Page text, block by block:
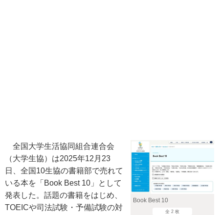
Book Best 10
全 2 枚
全国大学生活協同組合連合会
（大学生協）は2025年12月23
日、全国10生協の書籍部で売れて
いる本を「Book Best 10」として
発表した。話題の書籍をはじめ、
TOEICや司法試験・予備試験の対